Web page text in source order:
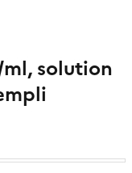
ml, solution